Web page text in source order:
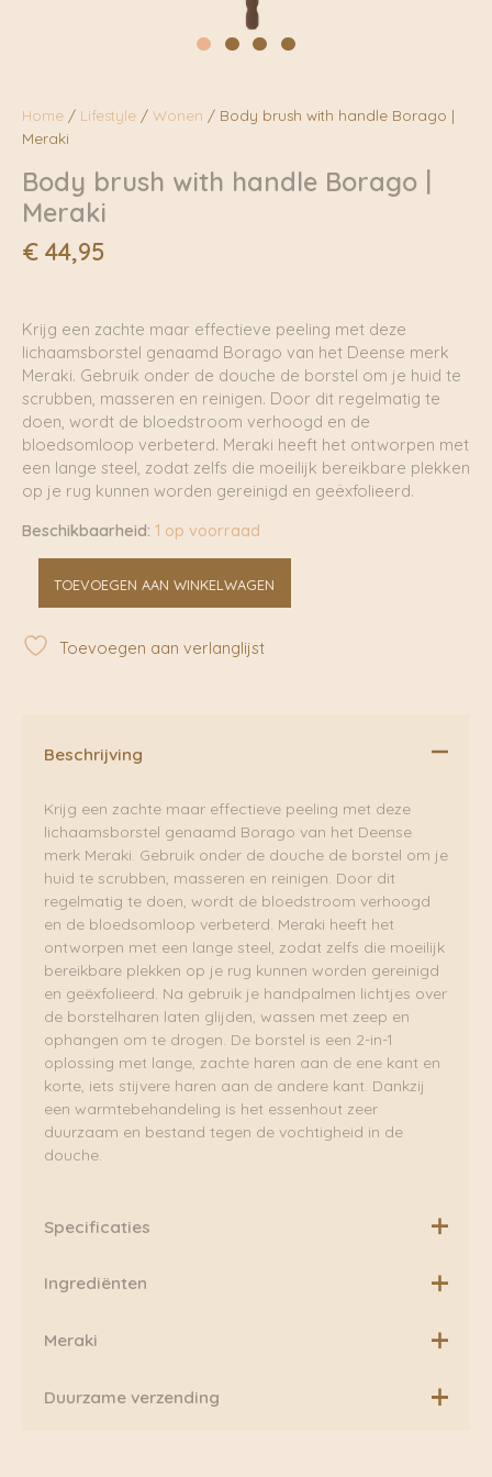
Home / Lifestyle / Wonen / Body brush with handle Borago |
Meraki
Body brush with handle Borago |
Meraki
€ 44,95
Krijg een zachte maar effectieve peeling met deze
lichaamsborstel genaamd Borago van het Deense merk
Meraki. Gebruik onder de douche de borstel om je huid te
scrubben, masseren en reinigen. Door dit regelmatig te
doen, wordt de bloedstroom verhoogd en de
bloedsomloop verbeterd. Meraki heeft het ontworpen met
een lange steel, zodat zelfs die moeilijk bereikbare plekken
op je rug kunnen worden gereinigd en geëxfolieerd.
Beschikbaarheid: 1 op voorraad
brush
with
handle
Borago
TOEVOEGEN AAN WINKELWAGEN
Toevoegen aan verlanglijst
Beschrijving
Krijg een zachte maar effectieve peeling met deze
lichaamsborstel genaamd Borago van het Deense
merk Meraki. Gebruik onder de douche de borstel om je
huid te scrubben, masseren en reinigen. Door dit
regelmatig te doen, wordt de bloedstroom verhoogd
en de bloedsomloop verbeterd. Meraki heeft het
ontworpen met een lange steel, zodat zelfs die moeilijk
bereikbare plekken op je rug kunnen worden gereinigd
en geëxfolieerd. Na gebruik je handpalmen lichtjes over
de borstelharen laten glijden, wassen met zeep en
ophangen om te drogen. De borstel is een 2-in-1
oplossing met lange, zachte haren aan de ene kant en
korte, iets stijvere haren aan de andere kant. Dankzij
een warmtebehandeling is het essenhout zeer
duurzaam en bestand tegen de vochtigheid in de
douche.
Specificaties
Afmetingen: Lengte gehele borstel: 40,4 cm
Ingrediënten
Sojawas, geurstof
Meraki
Een moment voor jezelf wordt genieten met de geheel
Duurzame verzending